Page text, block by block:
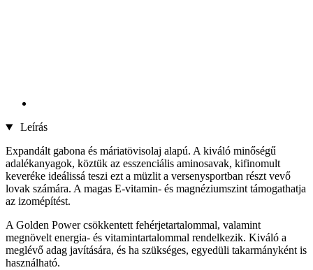
Leírás
Expandált gabona és máriatövisolaj alapú. A kiváló minőségű
adalékanyagok, köztük az esszenciális aminosavak, kifinomult
keveréke ideálissá teszi ezt a müzlit a versenysportban részt vevő
lovak számára. A magas E-vitamin- és magnéziumszint támogathatja
az izomépítést.
A Golden Power csökkentett fehérjetartalommal, valamint
megnövelt energia- és vitamintartalommal rendelkezik. Kiváló a
meglévő adag javítására, és ha szükséges, egyedüli takarmányként is
használható.